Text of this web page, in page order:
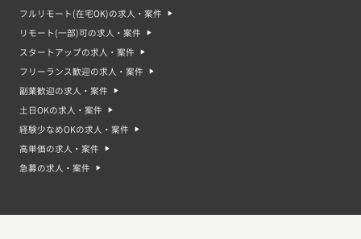
フルリモート(在宅OK)の求人・案件
リモート(一部)可の求人・案件
スタートアップの求人・案件
フリーランス歓迎の求人・案件
副業歓迎の求人・案件
土日OKの求人・案件
経験少なめOKの求人・案件
高単価の求人・案件
急募の求人・案件